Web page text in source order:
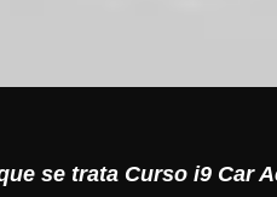
se trata Curso i9 Car